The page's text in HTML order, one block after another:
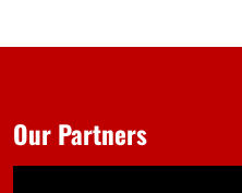
Our Partners